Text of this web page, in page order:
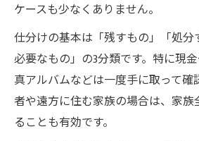
ケースも少なくありません。
仕分けの基本は「残すもの」「処
必要なもの」の3分類です。特に現
真アルバムなどは一度手に取って確
者や遠方に住む家族の場合は、家
ることも有効です。